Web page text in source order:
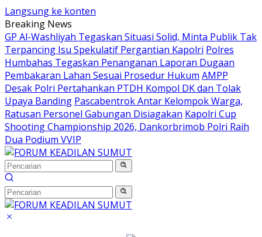
Langsung ke konten
Breaking News
GP Al-Washliyah Tegaskan Situasi Solid, Minta Publik Tak
Terpancing Isu Spekulatif Pergantian Kapolri Polres
Humbahas Tegaskan Penanganan Laporan Dugaan
Pembakaran Lahan Sesuai Prosedur Hukum AMPP
Desak Polri Pertahankan PTDH Kompol DK dan Tolak
Upaya Banding Pascabentrok Antar Kelompok Warga,
Ratusan Personel Gabungan Disiagakan Kapolri Cup
Shooting Championship 2026, Dankorbrimob Polri Raih
Dua Podium VVIP